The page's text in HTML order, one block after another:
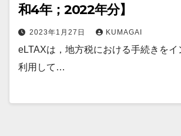
和4年；2022年分】
2023年1月27日 KUMAGAI
eLTAXは，地方税における手続きをイ
利用して…